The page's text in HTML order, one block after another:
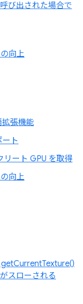
び出された場合で
向上
拡張機能
ト
リート GPU を取得
向上
スローされる